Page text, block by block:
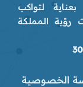
لتواكب
رؤية المملكة
الخصوصية